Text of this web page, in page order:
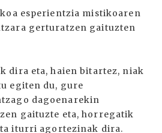
esperientzia mistikoaren
gerturatzen gaituzten
dira eta, haien bitartez, niak
egiten du, gure
dagoenarekin
gaituzte eta, horregatik
iturri agortezinak dira.